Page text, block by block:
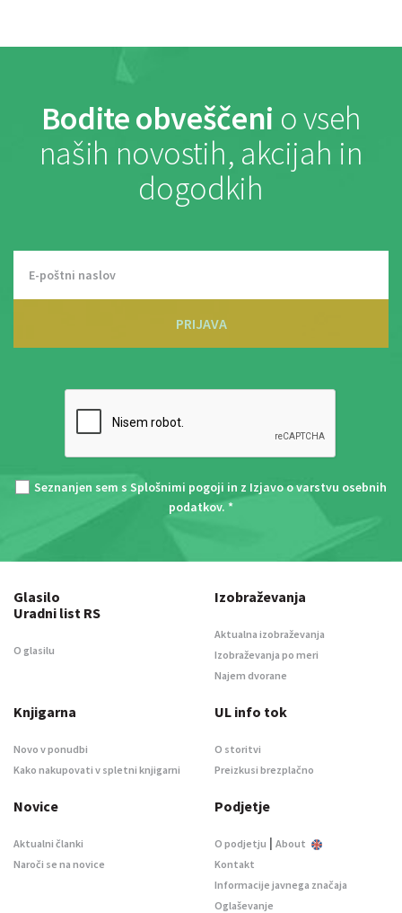
Bodite obveščeni o vseh
naših novostih, akcijah in
dogodkih
PRIJAVA
Seznanjen sem s Splošnimi pogoji in z Izjavo o varstvu osebnih
podatkov. *
Glasilo
Uradni list RS
O glasilu
Izobraževanja
Aktualna izobraževanja
Izobraževanja po meri
Najem dvorane
Knjigarna
Novo v ponudbi
Kako nakupovati v spletni knjigarni
UL info tok
O storitvi
Preizkusi brezplačno
Novice
Aktualni članki
Naroči se na novice
Podjetje
O podjetju | About
Kontakt
Informacije javnega značaja
Oglaševanje